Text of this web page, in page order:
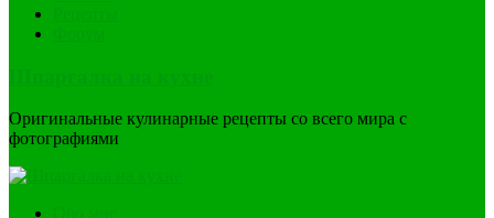
Оригинальные кулинарные рецепты со всего мира с
фотографиями